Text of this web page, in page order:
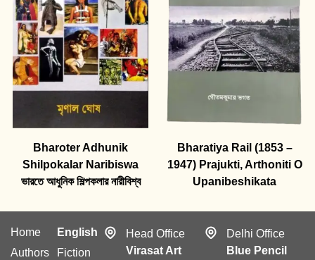
Bharoter Adhunik
Shilpokalar Naribiswa
ভারতে আধুনিক শিল্পকলার নারীবিশ্ব
Bharatiya Rail (1853 –
1947) Prajukti, Arthoniti O
Upanibeshikata
Home
Authors
English
Fiction
Head Office
Virasat Art
Delhi Office
Blue Pencil